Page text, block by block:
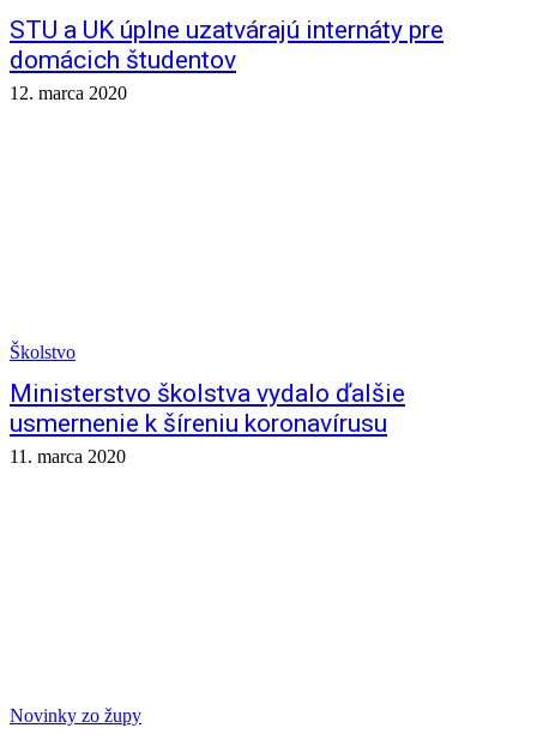
STU a UK úplne uzatvárajú internáty pre
domácich študentov
12. marca 2020
Školstvo
Ministerstvo školstva vydalo ďalšie
usmernenie k šíreniu koronavírusu
11. marca 2020
Novinky zo župy